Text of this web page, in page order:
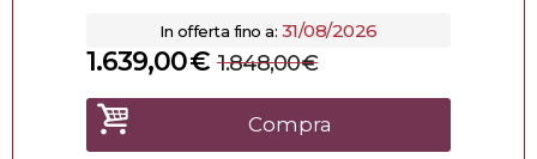
In offerta fino a: 31/08/2026
€
1.639,00 €
1.848,00
Compra